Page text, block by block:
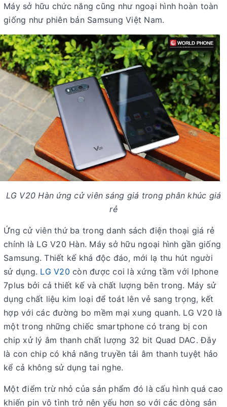
Máy sở hữu chức năng cũng như ngoại hình hoàn toàn
giống như phiên bản Samsung Việt Nam.
LG V20 Hàn ứng cử viên sáng giá trong phân khúc giá
rẻ
Ứng cử viên thứ ba trong danh sách điện thoại giá rẻ
chính là LG V20 Hàn. Máy sở hữu ngoại hình gần giống
Samsung. Thiết kế khá độc đáo, mới lạ thu hút người
sử dụng. LG V20 còn được coi là xứng tầm với Iphone
7plus bởi cả thiết kế và chất lượng bên trong. Máy sử
dụng chất liệu kim loại để toát lên vẻ sang trọng, kết
hợp với các đường bo mềm mại xung quanh. LG V20 là
một trong những chiếc smartphone có trang bị con
chip xử lý âm thanh chất lượng 32 bit Quad DAC. Đây
là con chip có khả năng truyền tải âm thanh tuyệt hảo
kể cả không sử dụng tai nghe.
Một điểm trừ nhỏ của sản phẩm đó là cấu hình quá cao
khiến pin vô tình trở nên yếu hơn so với các dòng sản